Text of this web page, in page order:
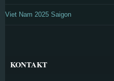
Viet Nam 2025 Saigon
KONTAKT